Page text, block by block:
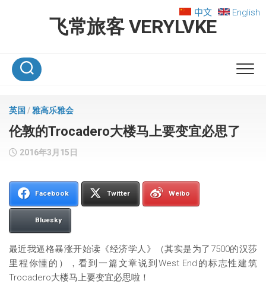
飞常旅客 VERYLVKE
中文 English
英国 /雅高乐雅会
伦敦的Trocadero大楼马上要变宜必思了
2016年3月15日
Facebook Twitter Weibo
Bluesky
最近我逼格暴涨开始读《经济学人》（其实是为了7500的汉莎
里程你懂的），看到一篇文章说到West End的标志性建筑
Trocadero大楼马上要变宜必思啦！